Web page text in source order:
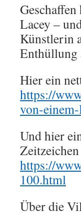
Lacey –
Künstlerin
Enthüllung
Hier ein
https://
von-
Und hier
https://
100.html
Über die